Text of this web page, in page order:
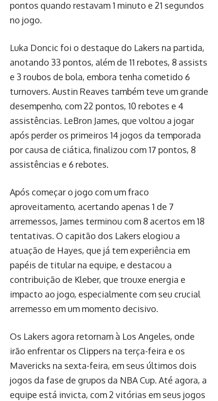
pontos quando restavam 1 minuto e 21 segundos
no jogo.
Luka Doncic foi o destaque do Lakers na partida,
anotando 33 pontos, além de 11 rebotes, 8 assists
e 3 roubos de bola, embora tenha cometido 6
turnovers. Austin Reaves também teve um grande
desempenho, com 22 pontos, 10 rebotes e 4
assistências. LeBron James, que voltou a jogar
após perder os primeiros 14 jogos da temporada
por causa de ciática, finalizou com 17 pontos, 8
assistências e 6 rebotes.
Após começar o jogo com um fraco
aproveitamento, acertando apenas 1 de 7
arremessos, James terminou com 8 acertos em 18
tentativas. O capitão dos Lakers elogiou a
atuação de Hayes, que já tem experiência em
papéis de titular na equipe, e destacou a
contribuição de Kleber, que trouxe energia e
impacto ao jogo, especialmente com seu crucial
arremesso em um momento decisivo.
Os Lakers agora retornam à Los Angeles, onde
irão enfrentar os Clippers na terça-feira e os
Mavericks na sexta-feira, em seus últimos dois
jogos da fase de grupos da NBA Cup. Até agora, a
equipe está invicta, com 2 vitórias em seus jogos